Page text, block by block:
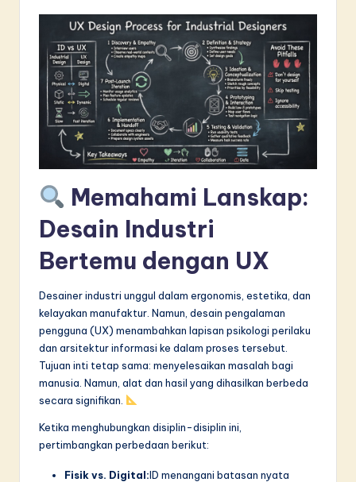
&
w
Memahami Lanskap:
Desain Industri
Bertemu dengan UX
Desainer industri unggul dalam ergonomis, estetika, dan
kelayakan manufaktur. Namun, desain pengalaman
pengguna (UX) menambahkan lapisan psikologi perilaku
dan arsitektur informasi ke dalam proses tersebut.
Tujuan inti tetap sama: menyelesaikan masalah bagi
manusia. Namun, alat dan hasil yang dihasilkan berbeda
secara signifikan.
Ketika menghubungkan disiplin-disiplin ini,
pertimbangkan perbedaan berikut:
Fisik vs. Digital:ID menangani batasan nyata